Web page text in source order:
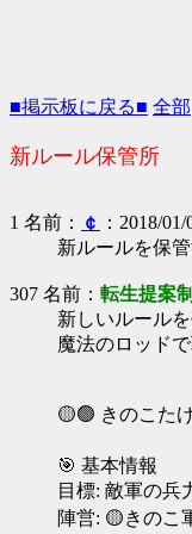
■掲示板に戻る■ 全部
新ルール保管所
1 名前： ￠
：2018/
新ルールを保
307 名前： 転生提案制
新しいルール
魔法のロッド
🟡🟢 きのこた
🎯 基本情報
目標: 敵軍の兵
陣営: 🟡きのこ